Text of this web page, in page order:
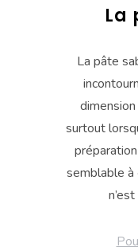
La
La pâte
surtout
semblable à